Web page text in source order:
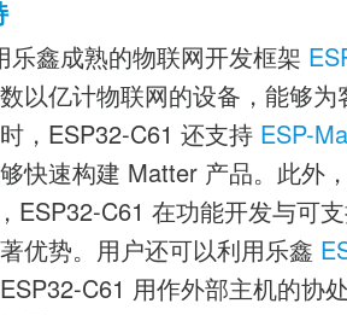
乐鑫成熟的物联网开发框架
以亿计物联网的设备，能够为
，ESP32-C61 还支持 ESP-
够快速构建 Matter 产品。此外
ESP32-C61 在功能开发与可
优势。用户还可以利用乐鑫
ESP32-C61 用作外部主机的协